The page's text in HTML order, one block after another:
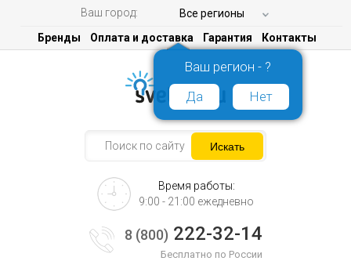
Ваш город: Все регионы
Ваш регион - ?
Да
Нет
Бренды Оплата и доставка Гарантия Контакты
Время работы:
9:00 - 21:00 ежедневно
8 (800) 222-32-14
Бесплатно по России